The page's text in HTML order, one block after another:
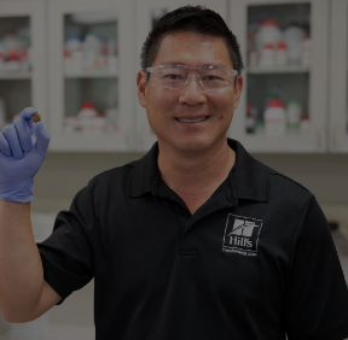
formulación precisa que